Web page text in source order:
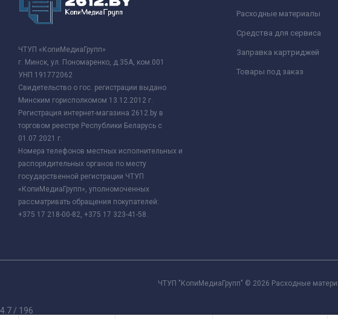
ЧТУП «КопиМедиаГрупп»
г. Минск, ул. Пономаренко, д.35А, ком.001
УНП 191772062
Свидетельство о гос. регистрации выдано
Минским горисполкомом 13.12.2012 г.
Регистрация интернет-магазина 2612.by в
торговом реестре Республики Беларусь с
01.07.2021 г.
Номера телефонов местных исполнительных и
распорядительных органов по месту
государственной регистрации ЧТУП
«КопиМедиаГрупп», уполномоченных
рассматривать обращения покупателей:
+375 17 218-00-82, +375 17 323-41-58.
Расходные материалы
Средства для сервиса
Заправка картриджей
Товары под заказ
ЧТУП "КопиМедиаГрупп" © 2026 Расходные
4.7 / 196